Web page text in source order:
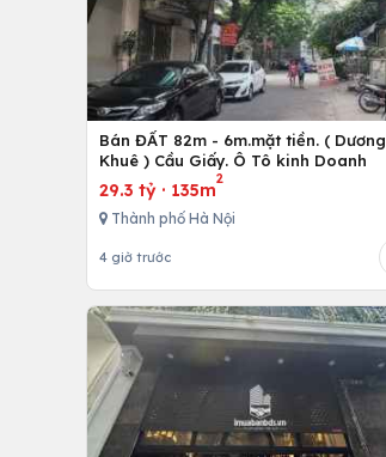
Bán ĐẤT 82m - 6m.mặt tiền. ( Dương
Khuê ) Cầu Giấy. Ô Tô kinh Doanh
29.3 tỷ · 135m
2
Thành phố Hà Nội
4 giờ trước